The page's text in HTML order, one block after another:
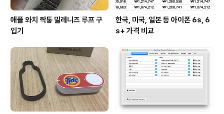
애플 와치 짝퉁 밀레니즈 루프 구
입기
한국, 미국, 일본 등 아이폰 6s, 6
s+ 가격 비교